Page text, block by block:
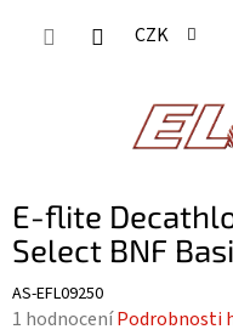
CZK
E-flite
Select BNF
AS-EFL09250
Průměrné
1 hodnoceníPodrobnosti